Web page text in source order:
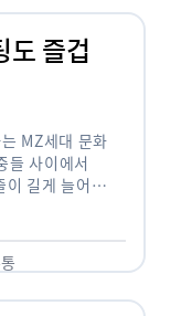
도 즐겁
MZ세대 문화
들 사이에서
이 길게 늘어서